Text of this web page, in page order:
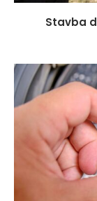
Stavba